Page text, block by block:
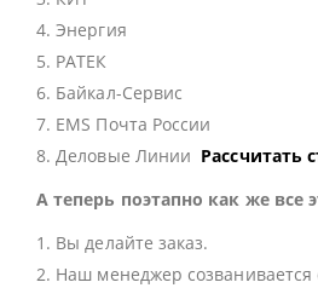
4. Энергия
5. РАТЕК
6. Байкал-Сервис
7. EMS Почта России
8. Деловые Линии Рассчитать
А теперь поэтапно как же все
1. Вы делайте заказ.
2. Наш менеджер созванивается